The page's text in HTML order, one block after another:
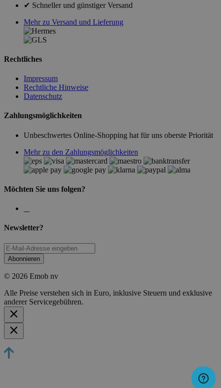
✔ Schneller und günstiger Versand
Mehr zu Versand und Lieferung
Rechtliches
Impressum
Rechtliche Hinweise
Datenschutz
Zahlungsmöglichkeiten
Unbeschwertes Online-Shopping hat für uns oberste Priorität
Mehr zu den Zahlungsmöglichkeiten
Möchten Sie uns folgen?
Newsletter?
Abonnieren
© 2026 Emob nv
Alle Preise verstehen sich in Euro, inklusive Steuern und exklusive
anderer Servicegebühren.